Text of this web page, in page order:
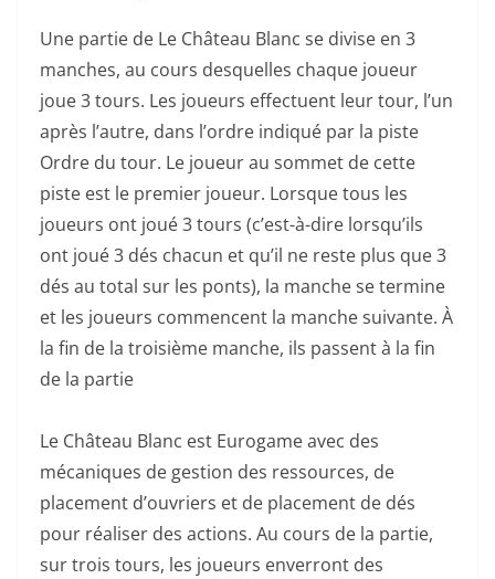
Une partie de Le Château Blanc se divise en 3
manches, au cours desquelles chaque joueur
joue 3 tours. Les joueurs effectuent leur tour, l’un
après l’autre, dans l’ordre indiqué par la piste
Ordre du tour. Le joueur au sommet de cette
piste est le premier joueur. Lorsque tous les
joueurs ont joué 3 tours (c’est-à-dire lorsqu’ils
ont joué 3 dés chacun et qu’il ne reste plus que 3
dés au total sur les ponts), la manche se termine
et les joueurs commencent la manche suivante. À
la fin de la troisième manche, ils passent à la fin
de la partie
Le Château Blanc est Eurogame avec des
mécaniques de gestion des ressources, de
placement d’ouvriers et de placement de dés
pour réaliser des actions. Au cours de la partie,
sur trois tours, les joueurs enverront des